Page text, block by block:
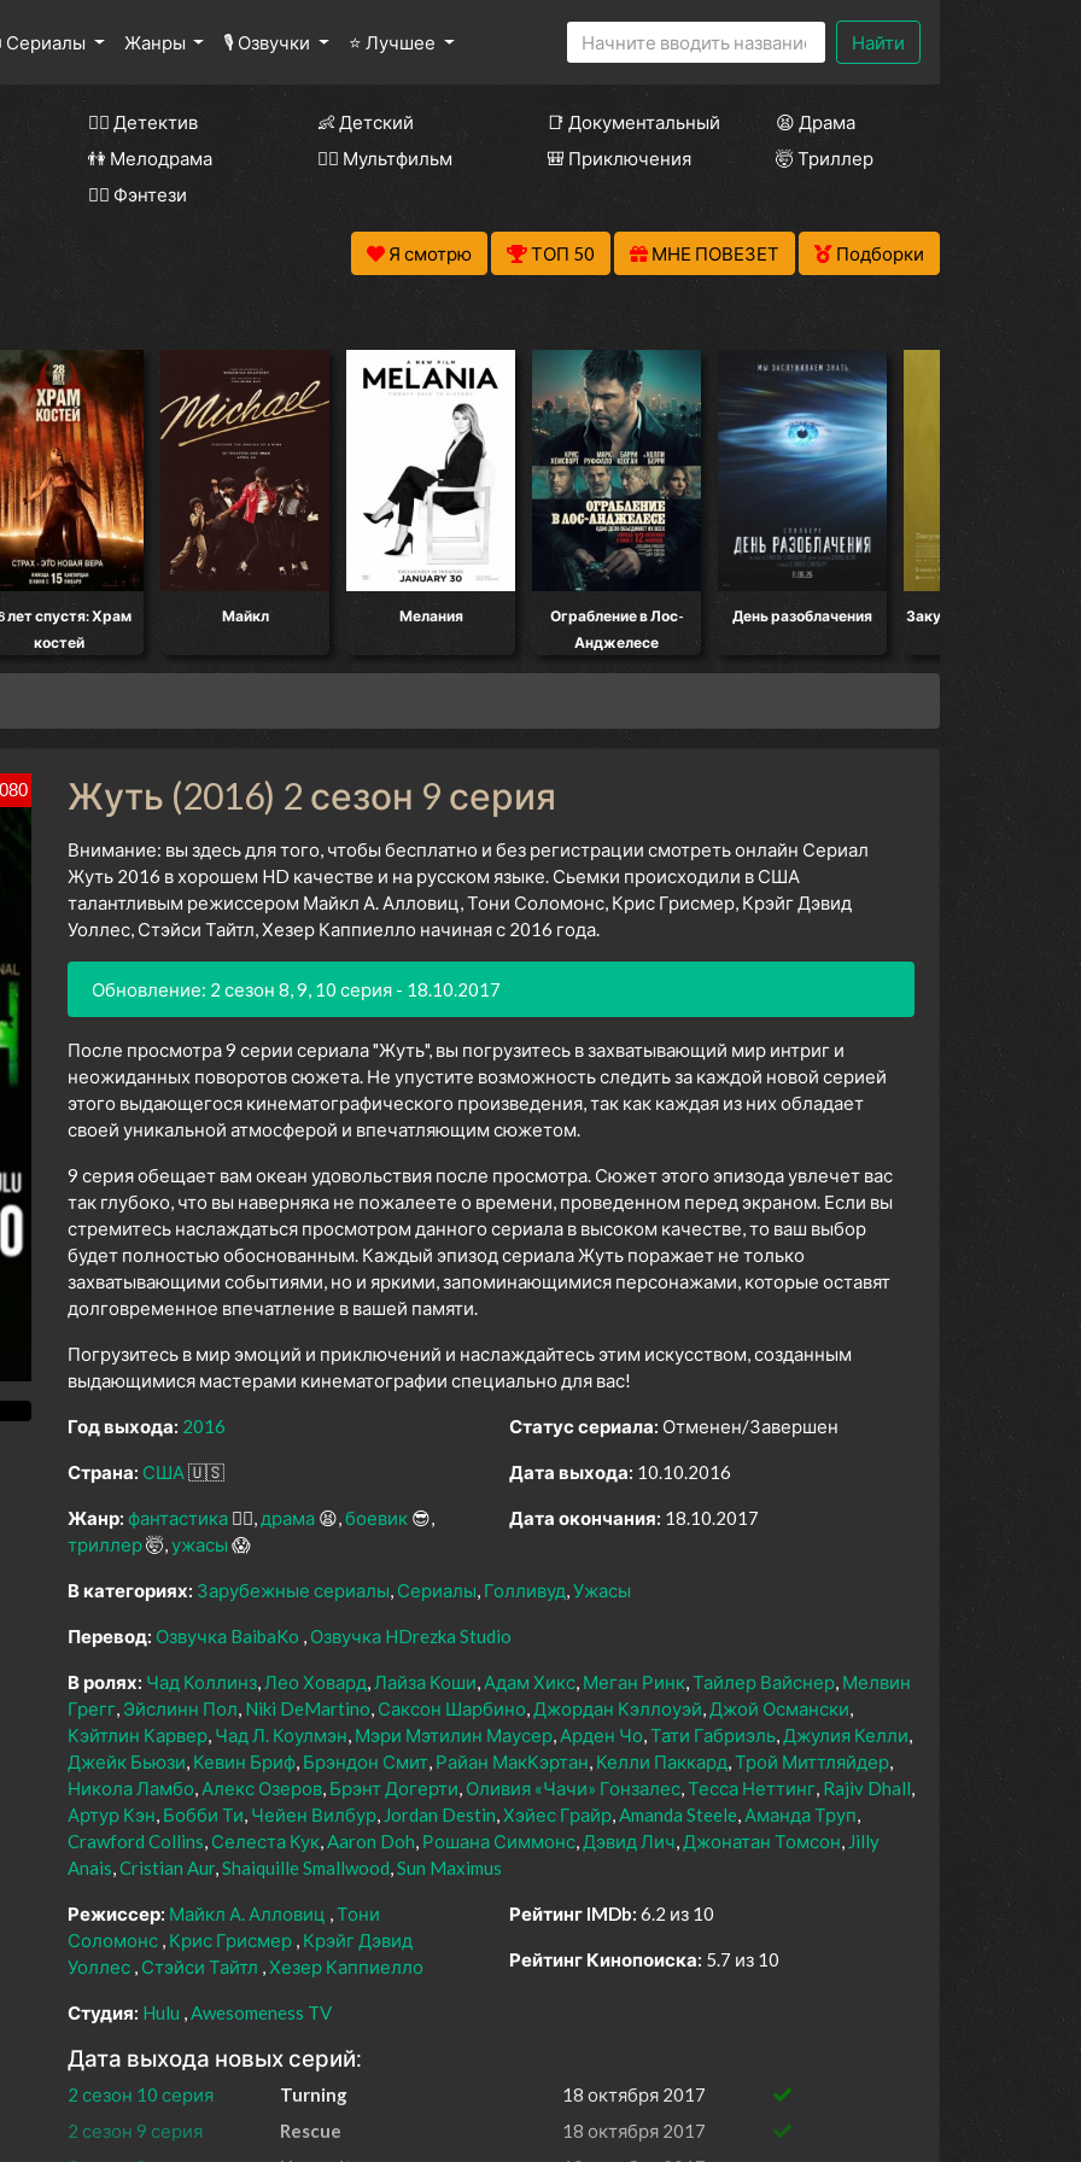
Сериалы Жанры 🎙 Озвучки ⭐ Лучшее Найти
🕵️‍♂️ Детектив 👶 Детский 📑 Документальный
😫 Драма
👫 Мелодрама 🧚‍♀️ Мультфильм 🎒 Приключения
🤯 Триллер
🧝‍♂️ Фэнтези
Я смотрю ТОП 50 МНЕ ПОВЕЗЕТ Подборки
лет спустя: Храм
костей
Майкл Мелания
Ограбление в Лос-
Анджелесе
День разоблачения Закулисье реальности
Жуть (2016) 2 сезон 9 серия
Внимание: вы здесь для того, чтобы бесплатно и без регистрации смотреть онлайн Сериал
Жуть 2016 в хорошем HD качестве и на русском языке. Сьемки происходили в США
талантливым режиссером Майкл А. Алловиц, Тони Соломонс, Крис Грисмер, Крэйг Дэвид
Уоллес, Стэйси Тайтл, Хезер Каппиелло начиная с 2016 года.
Обновление: 2 сезон 8, 9, 10 серия - 18.10.2017
После просмотра 9 серии сериала "Жуть", вы погрузитесь в захватывающий мир интриг и
неожиданных поворотов сюжета. Не упустите возможность следить за каждой новой серией
этого выдающегося кинематографического произведения, так как каждая из них обладает
своей уникальной атмосферой и впечатляющим сюжетом.
9 серия обещает вам океан удовольствия после просмотра. Сюжет этого эпизода увлечет вас
так глубоко, что вы наверняка не пожалеете о времени, проведенном перед экраном. Если вы
стремитесь наслаждаться просмотром данного сериала в высоком качестве, то ваш выбор
будет полностью обоснованным. Каждый эпизод сериала Жуть поражает не только
захватывающими событиями, но и яркими, запоминающимися персонажами, которые оставят
долговременное впечатление в вашей памяти.
Погрузитесь в мир эмоций и приключений и наслаждайтесь этим искусством, созданным
выдающимися мастерами кинематографии специально для вас!
Год выхода: 2016
Страна: США🇺🇸
Жанр: фантастика 🧙‍♀️ драма 😫 боевик 😎
триллер🤯 ужасы 😱
Статус сериала: Отменен/Завершен
Дата выхода: 10.10.2016
Дата окончания: 18.10.2017
В категориях: Зарубежные сериалы Сериалы Голливуд Ужасы
Перевод: Озвучка BaibaKo Озвучка HDrezka Studio
В ролях: Чад Коллинз Лео Ховард Лайза Коши Адам Хикс Меган Ринк Тайлер Вайснер Мелвин
Грегг Эйслинн Пол Niki DeMartino Саксон Шарбино Джордан Кэллоуэй Джой Османски
Кэйтлин Карвер Чад Л. Коулмэн Мэри Мэтилин Маусер Арден Чо Тати Габриэль Джулия Келли
Джейк Бьюзи Кевин Бриф Брэндон Смит Райан МакКэртан Келли Паккард Трой Миттляйдер
Никола Ламбо Алекс Озеров Брэнт Догерти Оливия «Чачи» Гонзалес Тесса Неттинг Rajiv Dhall
Артур Кэн Бобби Ти Чейен Вилбур Jordan Destin Хэйес Грайр Amanda Steele Аманда Труп
Crawford Collins Селеста Кук Aaron Doh Рошана Симмонс Дэвид Лич Джонатан Томсон Jilly
Anais Cristian Aur Shaiquille Smallwood Sun Maximus
Режиссер: Майкл А. Алловиц
Тони
Соломонс Крис Грисмер Крэйг Дэвид
Уоллес Стэйси Тайтл Хезер Каппиелло
Студия: Hulu Awesomeness TV
Рейтинг IMDb: 6.2 из 10
Рейтинг Кинопоиска: 5.7 из 10
Дата выхода новых серий:
2 сезон 10 серия Turning
18 октября 2017
2 сезон 9 серия
Rescue
18 октября 2017